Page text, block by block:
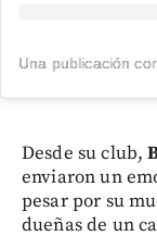
Desde su club,
enviaron un
pesar por su
dueñas de un